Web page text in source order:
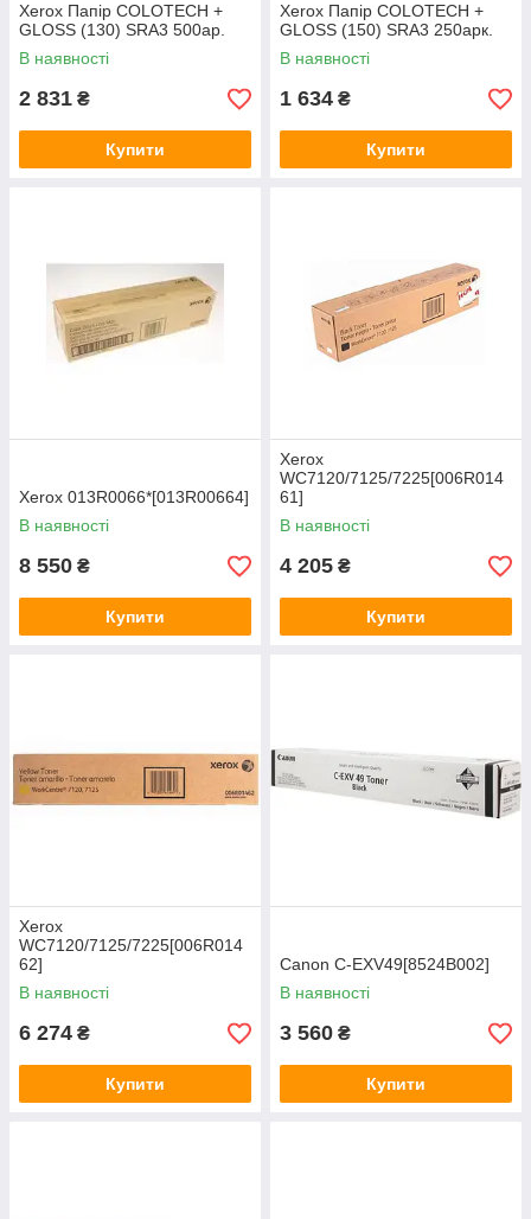
Xerox Папір COLOTECH +
GLOSS (130) SRA3 500ар.
В наявності
2 831 ₴
Купити
Xerox Папір COLOTECH +
GLOSS (150) SRA3 250арк.
В наявності
1 634 ₴
Купити
Xerox 013R0066*[013R00664]
В наявності
8 550 ₴
Купити
Xerox
WC7120/7125/7225[006R014
61]
В наявності
4 205 ₴
Купити
Xerox
WC7120/7125/7225[006R014
62]
В наявності
6 274 ₴
Купити
Canon C-EXV49[8524B002]
В наявності
3 560 ₴
Купити